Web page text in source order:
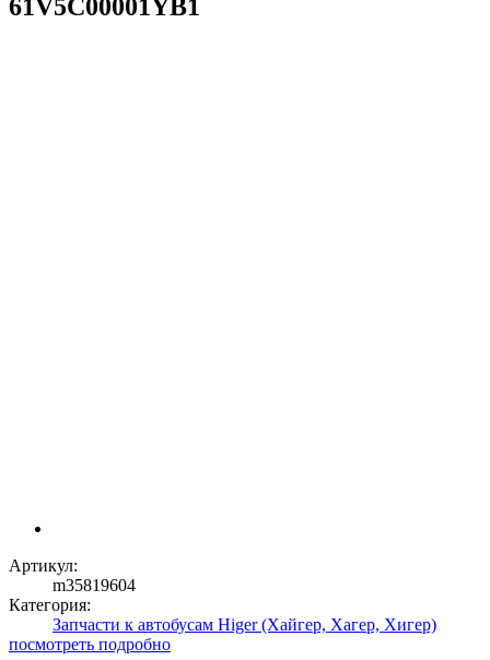
61V5C00001YB1
Артикул:
m35819604
Категория:
Запчасти к автобусам Higer (Хайгер, Хагер, Хигер)
посмотреть подробно